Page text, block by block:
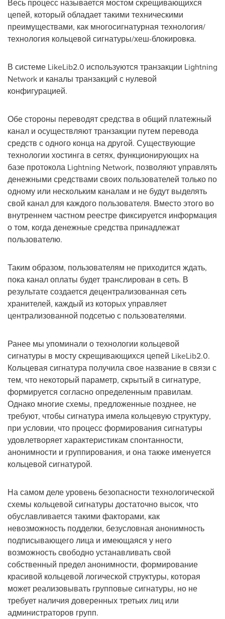
Весь процесс называется мостом скрещивающихся
цепей, который обладает такими техническими
преимуществами, как многосигнатурная технология/
технология кольцевой сигнатуры/хеш-блокировка.
В системе LikeLib2.0 используются транзакции Lightning
Network и каналы транзакций с нулевой
конфигурацией.
Обе стороны переводят средства в общий платежный
канал и осуществляют транзакции путем перевода
средств с одного конца на другой. Существующие
технологии хостинга в сетях, функционирующих на
базе протокола Lightning Network, позволяют управлять
денежными средствами своих пользователей только по
одному или нескольким каналам и не будут выделять
свой канал для каждого пользователя. Вместо этого во
внутреннем частном реестре фиксируется информация
о том, когда денежные средства принадлежат
пользователю.
Таким образом, пользователям не приходится ждать,
пока канал оплаты будет транслирован в сеть. В
результате создается децентрализованная сеть
хранителей, каждый из которых управляет
централизованной подсетью с пользователями.
Ранее мы упоминали о технологии кольцевой
сигнатуры в мосту скрещивающихся цепей LikeLib2.0.
Кольцевая сигнатура получила свое название в связи с
тем, что некоторый параметр, скрытый в сигнатуре,
формируется согласно определенным правилам.
Однако многие схемы, предложенные позднее, не
требуют, чтобы сигнатура имела кольцевую структуру,
при условии, что процесс формирования сигнатуры
удовлетворяет характеристикам спонтанности,
анонимности и группирования, и она также именуется
кольцевой сигнатурой.
На самом деле уровень безопасности технологической
схемы кольцевой сигнатуры достаточно высок, что
обуславливается такими факторами, как
невозможность подделки, безусловная анонимность
подписывающего лица и имеющаяся у него
возможность свободно устанавливать свой
собственный предел анонимности, формирование
красивой кольцевой логической структуры, которая
может реализовывать групповые сигнатуры, но не
требует наличия доверенных третьих лиц или
администраторов групп.